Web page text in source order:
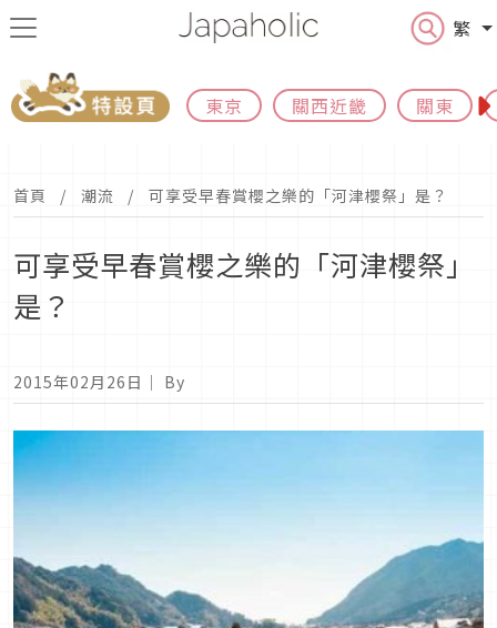
繁
東京 關西近畿 關東
首頁 潮流 可享受早春賞櫻之樂的「河津櫻祭」是？
可享受早春賞櫻之樂的「河津櫻祭」
是？
2015年02月26日 ｜ By